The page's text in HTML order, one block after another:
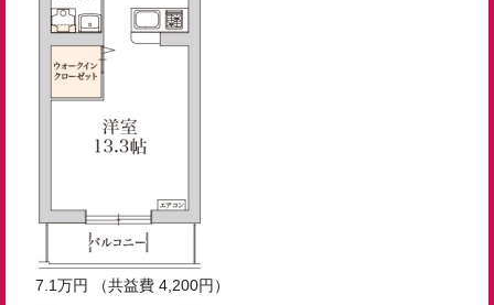
7.1万円
（共益費 4,200円）